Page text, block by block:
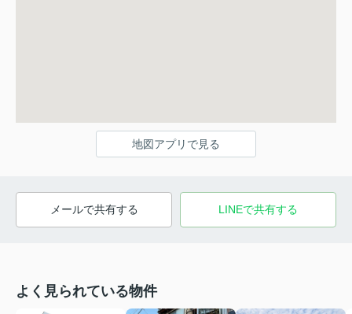
地図アプリで見る
メールで共有する LINEで共有する
よく見られている物件